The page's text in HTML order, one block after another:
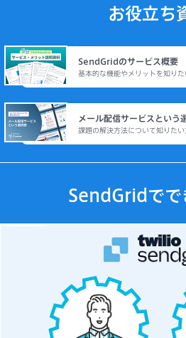
お役立ち
SendGridのサービス概要
基本的な機能やメリットを知り
メール配信サービスという
課題の解決方法について知りた
SendGridでで